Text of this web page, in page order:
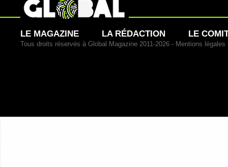
LE MAGAZINE LA RÉDACTION LE
Tous droits réservés à Global Magazine 2011-2026 - Mentions légales